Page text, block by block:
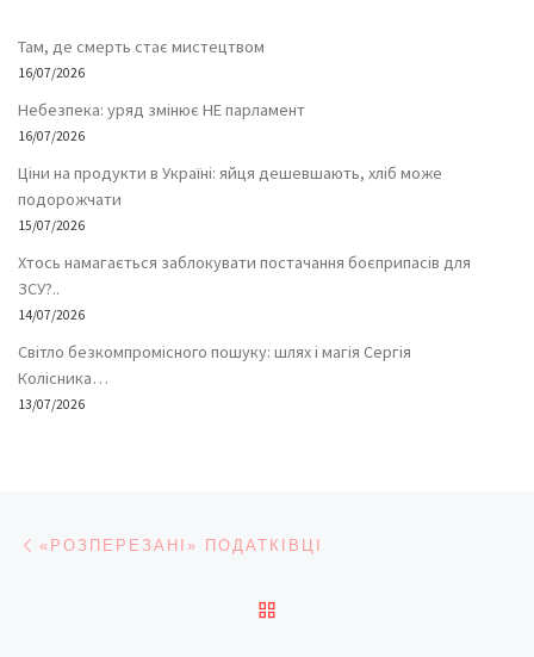
Там, де смерть стає мистецтвом
16/07/2026
Небезпека: уряд змінює НЕ парламент
16/07/2026
Ціни на продукти в Україні: яйця дешевшають, хліб може
подорожчати
15/07/2026
Хтось намагається заблокувати постачання боєприпасів для
ЗСУ?..
14/07/2026
Світло безкомпромісного пошуку: шлях і магія Сергія
Колісника…
13/07/2026
Навігація записів
«РОЗПЕРЕЗАНІ» ПОДАТКІВЦІ